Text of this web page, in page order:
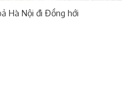
Hà Nội đi Đồng hới